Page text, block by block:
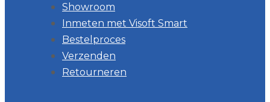
Showroom
Inmeten met Visoft Smart
Bestelproces
Verzenden
Retourneren